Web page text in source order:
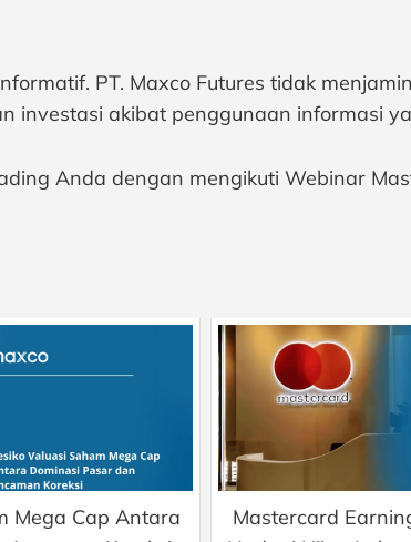
PT. Maxco Futures tidak
investasi akibat penggunaan informasi
Anda dengan mengikuti Webinar
Mega Cap Antara
Mastercard